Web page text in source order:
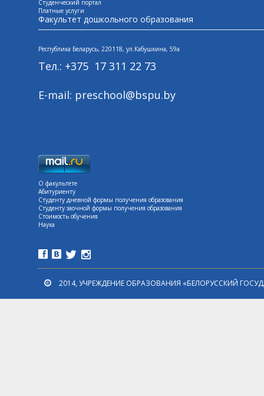
Студенческий портал
Платные услуги
Факультет дошкольного образования
Республика Беларусь, 220118, ул.Кабушкина, 59а
Тел.: +375 17 311 22 73
E-mail: preschool@bspu.by
О факультете
Абитуриенту
Студенту дневной формы получения образования
Студенту заочной формы получения образования
Стоимость обучения
Наука
2014, УЧРЕЖДЕНИЕ ОБРАЗОВАНИЯ «БЕЛОРУССКИЙ